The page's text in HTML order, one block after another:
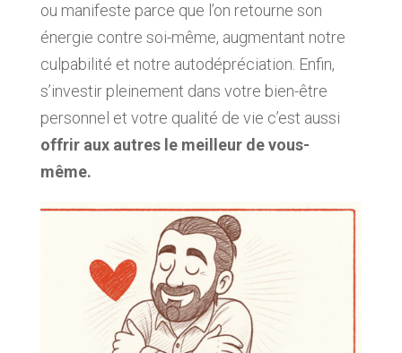
ou manifeste parce que l’on retourne son
énergie contre soi-même, augmentant notre
culpabilité et notre autodépréciation. Enfin,
s’investir pleinement dans votre bien-être
personnel et votre qualité de vie c’est aussi
offrir aux autres le meilleur de vous-
même.